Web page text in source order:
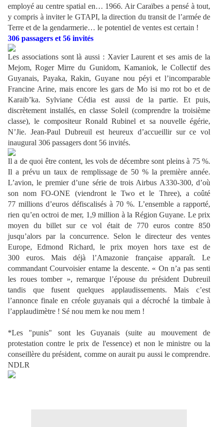
employé au centre spatial en… 1966. Air Caraïbes a pensé à tout,
y compris à inviter le GTAPI, la direction du transit de l’armée de
Terre et de la gendarmerie… le potentiel de ventes est certain !
306 passagers et 56 invités
Les associations sont là aussi : Xavier Laurent et ses amis de la
Mejom, Roger Mirre du Gunidom, Kamaniok, le Collectif des
Guyanais, Payaka, Rakin, Guyane nou péyi et l’incomparable
Francine Arine, mais encore les gars de Mo isi mo rot bo et de
Karaib’ka. Sylviane Cédia est aussi de la partie. Et puis,
discrètement installés, en classe Soleil (comprendre la troisième
classe), le compositeur Ronald Rubinel et sa nouvelle égérie,
N’Jie. Jean-Paul Dubreuil est heureux d’accueillir sur ce vol
inaugural 306 passagers dont 56 invités.
Il a de quoi être content, les vols de décembre sont pleins à 75 %.
Il a prévu un taux de remplissage de 50 % la première année.
L’avion, le premier d’une série de trois Airbus A330-300, d’où
son nom FO-ONE (viendront le Two et le Three), a coûté
77 millions d’euros défiscalisés à 70 %. L’ensemble a rapporté,
rien qu’en octroi de mer, 1,9 million à la Région Guyane. Le prix
moyen du billet sur ce vol était de 770 euros contre 850
jusqu’alors par la concurrence. Selon le directeur des ventes
Europe, Edmond Richard, le prix moyen hors taxe est de
300 euros. Mais déjà l’Amazonie française apparaît. Le
commandant Courvoisier entame la descente. « On n’a pas senti
les roues tomber », remarque l’épouse du président Dubreuil
tandis que fusent quelques applaudissements. Mais c’est
l’annonce finale en créole guyanais qui a décroché la timbale à
l’applaudimètre ! Sé nou mem ke nou mem !
*Les "punis" sont les Guyanais (suite au mouvement de
protestation contre le prix de l'essence) et non le ministre ou la
conseillère du président, comme on aurait pu aussi le comprendre.
NDLR